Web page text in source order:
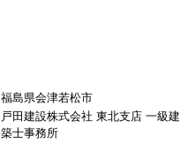
福島県会津若松市
戸田建設株式会社 東北支店 一級建
築士事務所